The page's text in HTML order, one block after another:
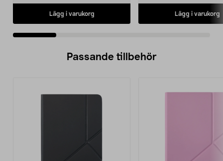
Lägg i varukorg Lägg i varukorg
Passande tillbehör